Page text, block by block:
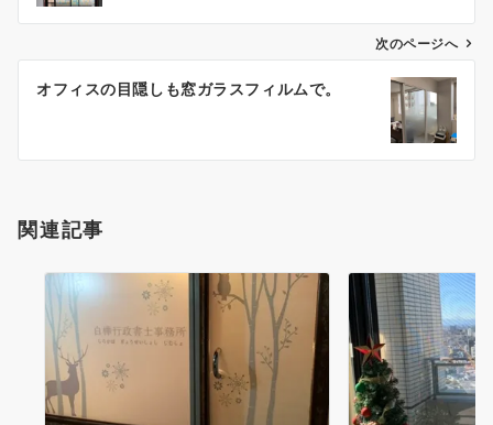
ン
次のページへ
オフィスの目隠しも窓ガラスフィルムで。
関連記事